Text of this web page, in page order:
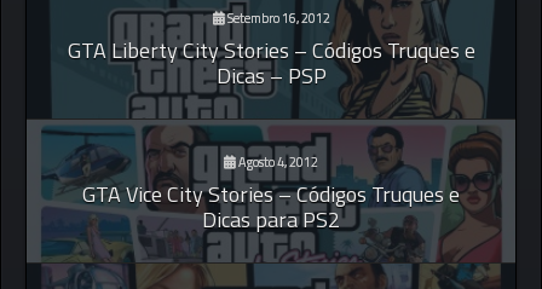
Setembro 16, 2012
GTA Liberty City Stories – Códigos Truques e
Dicas – PSP
Agosto 4, 2012
GTA Vice City Stories – Códigos Truques e
Dicas para PS2